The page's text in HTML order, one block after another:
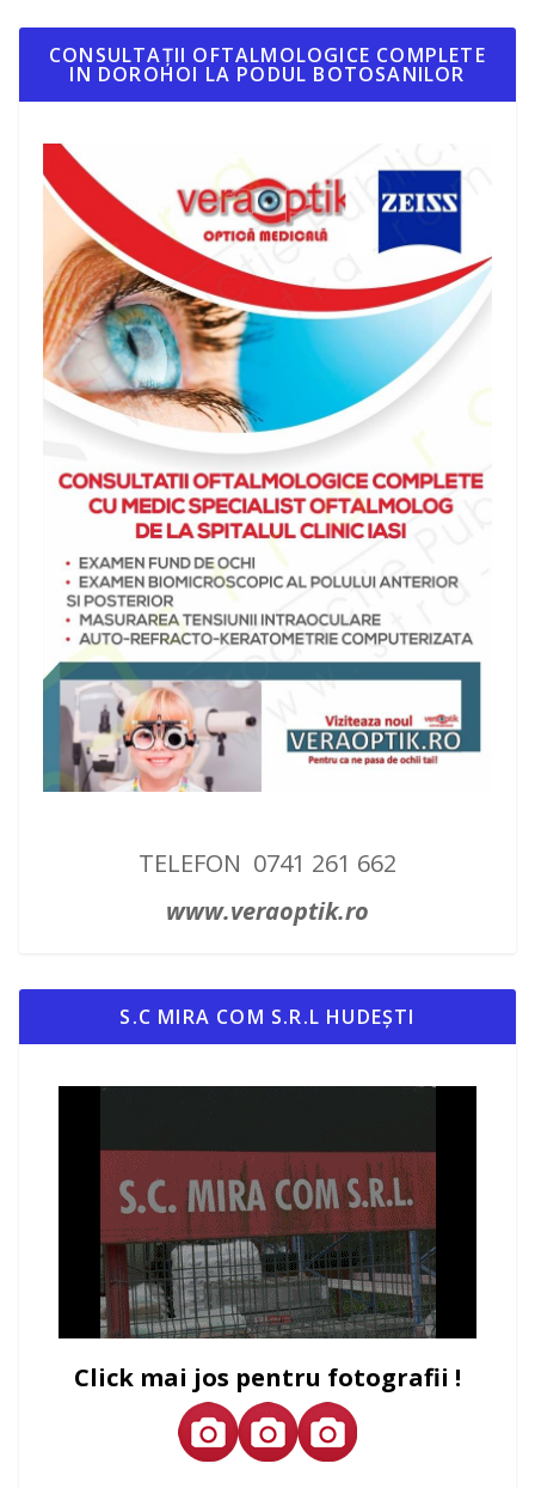
CONSULTAȚII OFTALMOLOGICE COMPLETE
IN DOROHOI LA PODUL BOTOSANILOR
TELEFON 0741 261 662
www.veraoptik.ro
S.C MIRA COM S.R.L HUDEȘTI
Click mai jos pentru fotografii !